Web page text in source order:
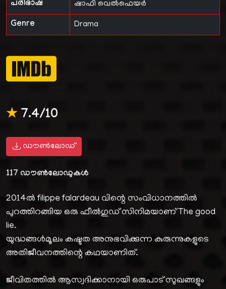
പരിഭാഷ ഷാഫി വെൽഫെയർ
Genre Drama
★7.4/10
ഡൗൺലോഡ്
117 ഡൗൺലോഡുകൾ
2014ല്‍ filippe falardeau വിന്റെ സംവിധാനത്തില്‍
പുറത്തിറങ്ങിയ ഒരു ഫീല്‍ഗുഡ് സിനിമയാണ് The good
lie.
യുദ്ധങ്ങള്‍മൂലം കഷ്ടത അനുഭവിക്കുന്ന കുരുന്നുകളുടെ
അതിജീവനത്തിന്റെ കഥയാണിത്.
ജീവിതത്തില്‍ ആസ്വദിക്കാനായി ഒരുപാട് സുഖങ്ങളും